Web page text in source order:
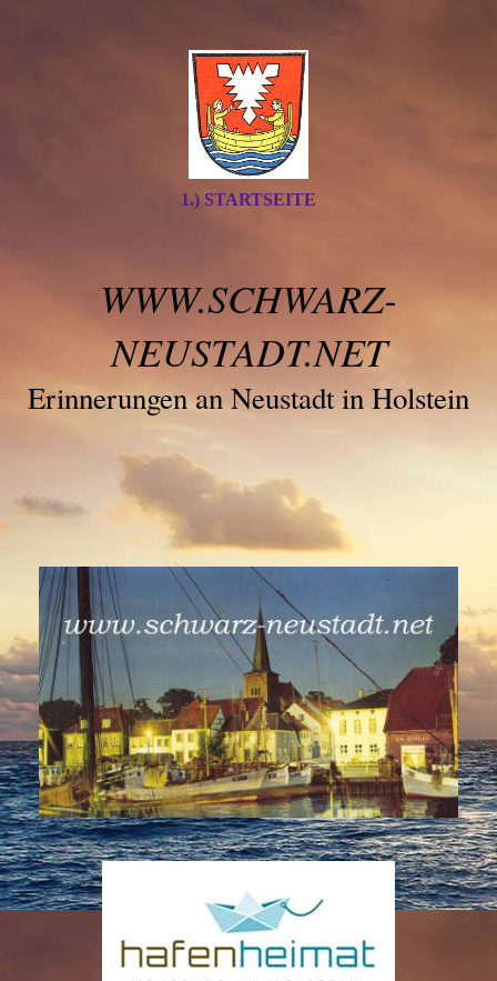
1.) STARTSEITE
WWW.SCHWARZ-
NEUSTADT.NET
Erinnerungen an Neustadt in Holstein